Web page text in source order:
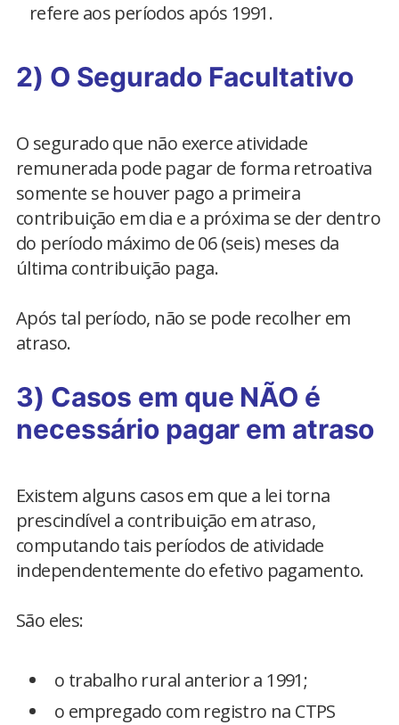
refere aos períodos após 1991.
2) O Segurado Facultativo
O segurado que não exerce atividade
remunerada pode pagar de forma retroativa
somente se houver pago a primeira
contribuição em dia e a próxima se der dentro
do período máximo de 06 (seis) meses da
última contribuição paga.
Após tal período, não se pode recolher em
atraso.
3) Casos em que NÃO é
necessário pagar em atraso
Existem alguns casos em que a lei torna
prescindível a contribuição em atraso,
computando tais períodos de atividade
independentemente do efetivo pagamento.
São eles:
o trabalho rural anterior a 1991;
o empregado com registro na CTPS